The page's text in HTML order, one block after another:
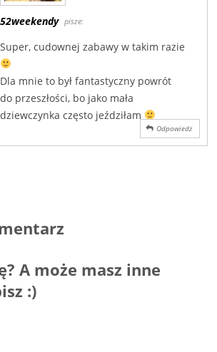
52weekendy pisze:
Super, cudownej zabawy w takim razie
Dla mnie to był fantastyczny powrót
do przeszłości, bo jako mała
dziewczynka często jeździłam
Odpowiedz
A może masz inne
:)